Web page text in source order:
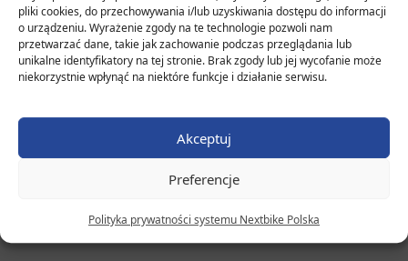
pliki cookies, do przechowywania i/lub uzyskiwania dostępu do informacji
o urządzeniu. Wyrażenie zgody na te technologie pozwoli nam
przetwarzać dane, takie jak zachowanie podczas przeglądania lub
unikalne identyfikatory na tej stronie. Brak zgody lub jej wycofanie może
niekorzystnie wpłynąć na niektóre funkcje i działanie serwisu.
Akceptuj
Preferencje
Polityka prywatności systemu Nextbike Polska
powierzchni narażonych na kontakt. Zalecamy noszenie
rękawiczek.
Apelujemy o zachowanie ostrożności i rozwagę oraz, aby
wytycznych higieny koronawirusowej. Przypominamy
także, że w przestrzeni publicznej – a więc także podczas
korzystania z rowerów – obowiązuje nakaz zasłaniania ust
i nosa maseczką, chustą, szalikiem lub jakimkolwiek